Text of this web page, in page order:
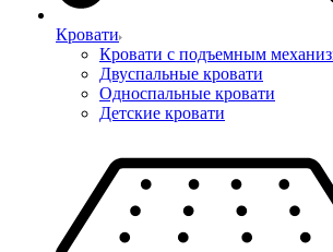
Кровати
Кровати с подъемным
Двуспальные кровати
Односпальные кровати
Детские кровати